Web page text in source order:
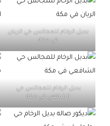
بديل الرخام للمجالس حي الريان
في مكة
بديل الرخام للمجالس حي
الشافعي في مكة